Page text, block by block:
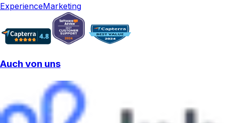
ExperienceMarketing
Auch von uns